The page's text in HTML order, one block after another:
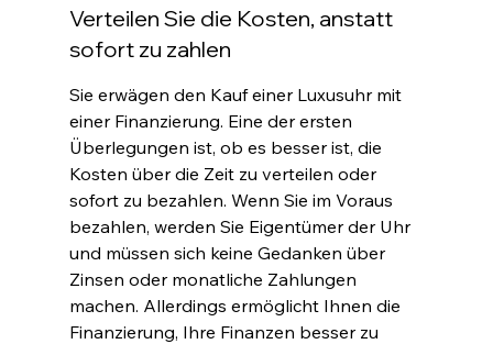
Verteilen Sie die Kosten, anstatt
sofort zu zahlen
Sie erwägen den Kauf einer Luxusuhr mit
einer Finanzierung. Eine der ersten
Überlegungen ist, ob es besser ist, die
Kosten über die Zeit zu verteilen oder
sofort zu bezahlen. Wenn Sie im Voraus
bezahlen, werden Sie Eigentümer der Uhr
und müssen sich keine Gedanken über
Zinsen oder monatliche Zahlungen
machen. Allerdings ermöglicht Ihnen die
Finanzierung, Ihre Finanzen besser zu